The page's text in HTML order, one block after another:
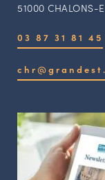
51000 CHALONS-
03 87 31 81 45